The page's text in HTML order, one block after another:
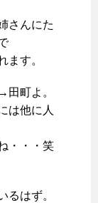
さんにた
ます。
町よ。
は他に人
・・・笑
るはず。